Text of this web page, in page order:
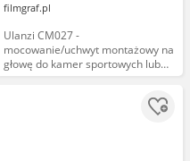
filmgraf.pl
Ulanzi CM027 -
mocowanie/uchwyt montażowy na
głowę do kamer sportowych lub
do smartfona, system Go-Quick II,